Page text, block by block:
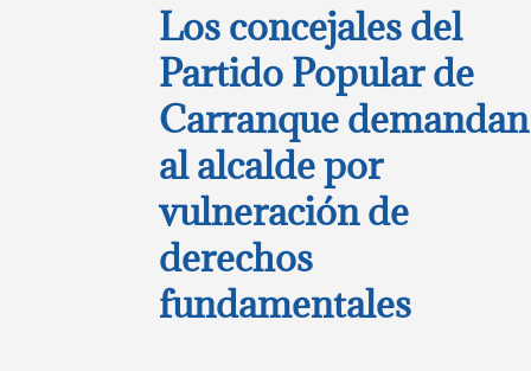
Los concejales del
Partido Popular de
Carranque demandan
al alcalde por
vulneración de
derechos
fundamentales